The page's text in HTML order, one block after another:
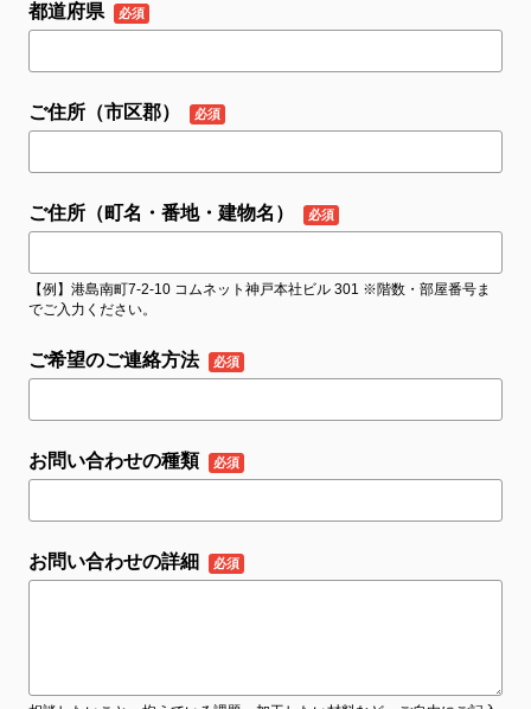
都道府県
ご住所（市区郡）
ご住所（町名・番地・建物名）
【例】港島南町7-2-10 コムネット神戸本社ビル 301 ※階数・部屋番号ま
でご入力ください。
ご希望のご連絡方法
お問い合わせの種類
お問い合わせの詳細